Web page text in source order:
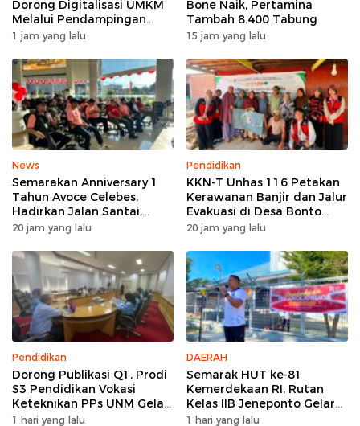
Dorong Digitalisasi UMKM
Melalui Pendampingan
Pembuatan QRIS di Desa
1 jam yang lalu
Bone Naik, Pertamina
Tambah 8.400 Tabung
15 jam yang lalu
News
Semarakan Anniversary 1
Tahun Avoce Celebes,
Hadirkan Jalan Santai,
Bakti Sosial, dan Hiburan
20 jam yang lalu
Pendidikan
KKN-T Unhas 116 Petakan
Kerawanan Banjir dan Jalur
Evakuasi di Desa Bonto
Tallasa
20 jam yang lalu
Pendidikan
Dorong Publikasi Q1, Prodi
S3 Pendidikan Vokasi
Keteknikan PPs UNM Gelar
Workshop Artikel Ilmiah
1 hari yang lalu
DAERAH
Semarak HUT ke-81
Kemerdekaan RI, Rutan
Kelas IIB Jeneponto Gelar
Upacara Pembukaan Pekan
1 hari yang lalu